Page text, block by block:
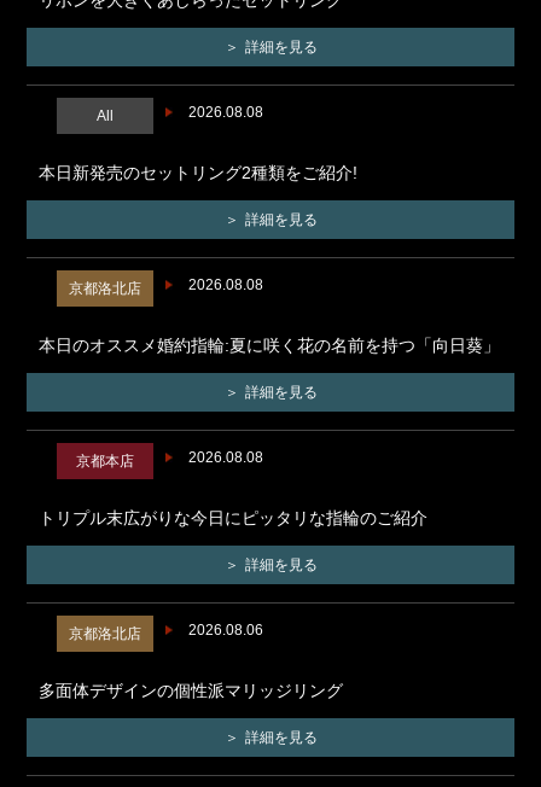
詳細を見る
2026.08.08
All
本日新発売のセットリング2種類をご紹介!
詳細を見る
2026.08.08
京都洛北店
本日のオススメ婚約指輪:夏に咲く花の名前を持つ「向日葵」
詳細を見る
2026.08.08
京都本店
トリプル末広がりな今日にピッタリな指輪のご紹介
詳細を見る
2026.08.06
京都洛北店
多面体デザインの個性派マリッジリング
詳細を見る